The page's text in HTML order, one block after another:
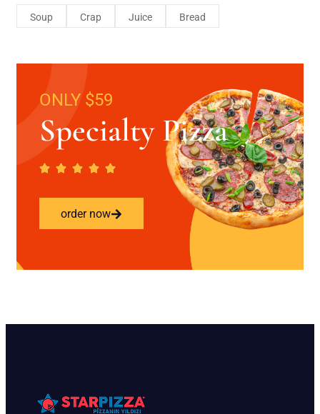
Soup Crap Juice Bread
ONLY $59
Specialty Pizza
order now